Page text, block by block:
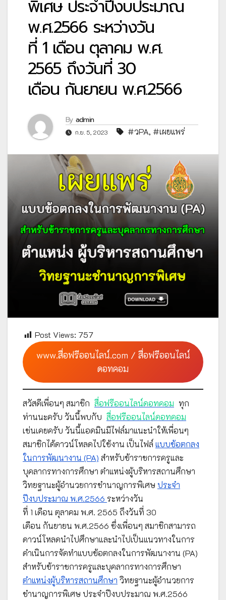
พิเศษ ประจำปีงบประมาณ
พ.ศ.2566 ระหว่างวัน
ที่ 1 เดือน ตุลาคม พ.ศ.
2565 ถึงวันที่ 30
เดือน กันยายน พ.ศ.2566
By admin
ก.ย. 5, 2023 #วPA, #เผยแพร่
Post Views: 757
www.สื่อฟรีออนไลน์.com / สื่อฟรีออนไลน์
ดอทคอม
สวัสดีเพื่อนๆ สมาชิก สื่อฟรีออนไลน์ดอทคอม ทุก
ท่านนะครับ วันนี้พบกับ สื่อฟรีออนไลน์ดอทคอม
เช่นเคยครับ วันนี้แอดมินมีไฟล์มาแนะนำให้เพื่อนๆ
สมาชิกได้ดาวน์โหลดไปใช้งาน เป็นไฟล์ แบบข้อตกลง
ในการพัฒนางาน (PA) สำหรับข้าราชการครูและ
บุคลากรทางการศึกษา ตำแหน่งผู้บริหารสถานศึกษา
วิทยฐานะผู้อำนวยการชำนาญการพิเศษ ประจำ
ปีงบประมาณ พ.ศ.2566 ระหว่างวัน
ที่ 1 เดือน ตุลาคม พ.ศ. 2565 ถึงวันที่ 30
เดือน กันยายน พ.ศ.2566 ซึ่งเพื่อนๆ สมาชิกสามารถ
ดาวน์โหลดนำไปศึกษาและนำไปเป็นแนวทางในการ
ดำเนินการจัดทำแบบข้อตกลงในการพัฒนางาน (PA)
สำหรับข้าราชการครูและบุคลากรทางการศึกษา
ตำแหน่งผู้บริหารสถานศึกษา วิทยฐานะผู้อำนวยการ
ชำนาญการพิเศษ ประจำปีงบประมาณ พ.ศ.2566